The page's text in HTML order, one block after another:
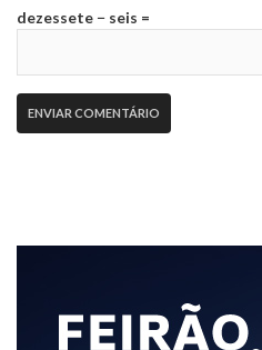
dezessete − seis =